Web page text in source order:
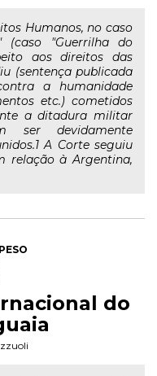
Humanos, no caso
(caso "Guerrilha do
aos direitos das
(sentença publicada
a humanidade
etc.) cometidos
a ditadura militar
ser devidamente
A Corte seguiu
relação à Argentina,
do